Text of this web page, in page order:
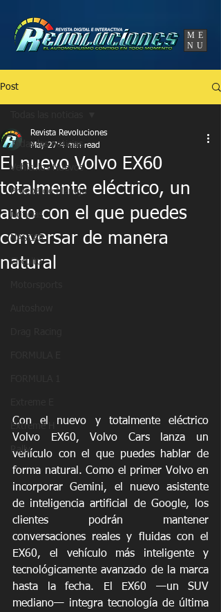
ME
NU
Post
Todas las noticias
Vehículos Nuevos
Prueba de Manejo
Noticias
NASCAR
Circuito
Extreme H
Rally
El nuevo Volvo EX60
totalmente eléctrico, un
auto con el que puedes
conversar de manera
natural
Revista Revoluciones
May 27 4 min read
Con el nuevo y totalmente eléctrico
Volvo EX60, Volvo Cars lanza un
vehículo con el que puedes hablar de
forma natural. Como el primer Volvo en
incorporar Gemini, el nuevo asistente
de inteligencia artificial de Google, los
clientes podrán mantener
conversaciones reales y fluidas con el
EX60, el vehículo más inteligente y
tecnológicamente avanzado de la marca
hasta la fecha. El EX60 —un SUV
mediano— integra tecnología de última